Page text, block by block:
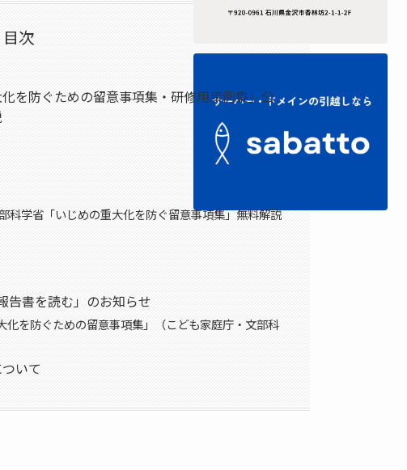
目次
を防ぐための留意事項集・研修用事例集」公
科学省「いじめの重大化を防ぐ留意事項集」無料解説
告書を読む」のお知らせ
化を防ぐための留意事項集」（こども家庭庁・文部科
いて